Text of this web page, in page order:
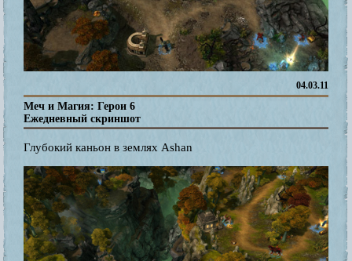
04.03.11
Меч и Магия: Герои 6
Ежедневный скриншот
Глубокий каньон в землях Ashan